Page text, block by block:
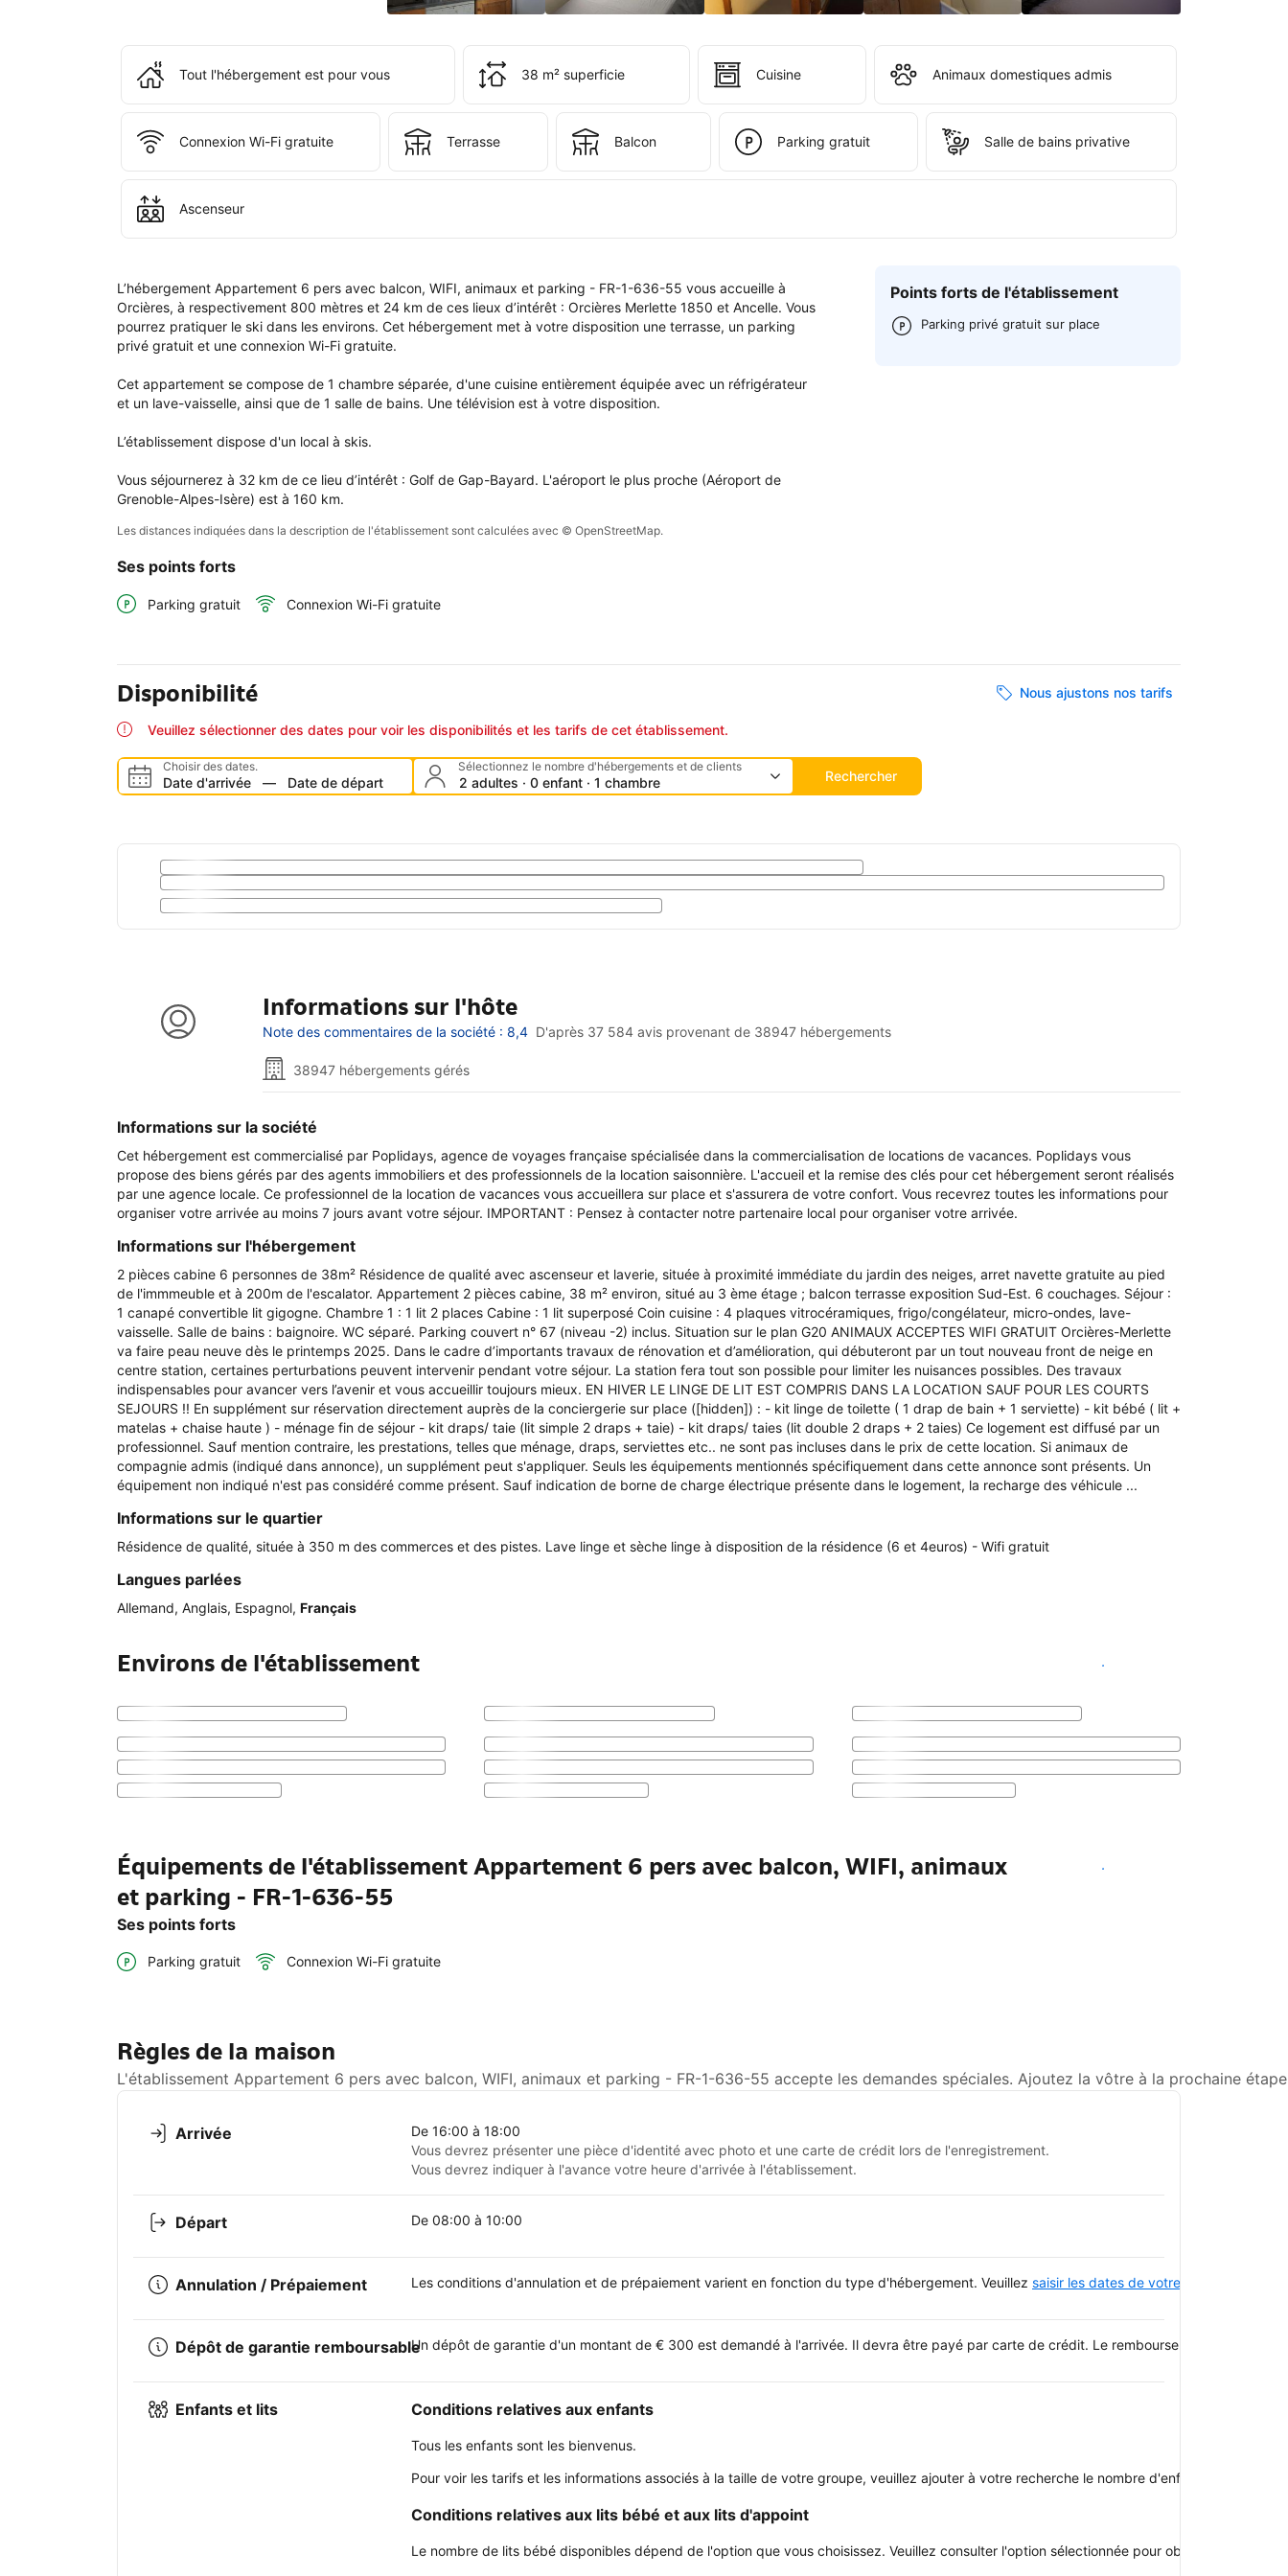
de
ainsi
votre
compte.
Tout l'hébergement est pour vous 38 m² superficie Cuisine Animaux domestiques admis
Connexion Wi-Fi gratuite Terrasse Balcon Parking gratuit Salle de bains privative
Ascenseur
L’hébergement Appartement 6 pers avec balcon, WIFI, animaux et parking - FR-1-636-55 vous accueille à
Orcières, à respectivement 800 mètres et 24 km de ces lieux d’intérêt : Orcières Merlette 1850 et Ancelle. Vous
pourrez pratiquer le ski dans les environs. Cet hébergement met à votre disposition une terrasse, un parking
privé gratuit et une connexion Wi-Fi gratuite.
Cet appartement se compose de 1 chambre séparée, d'une cuisine entièrement équipée avec un réfrigérateur
et un lave-vaisselle, ainsi que de 1 salle de bains. Une télévision est à votre disposition.
L’établissement dispose d'un local à skis.
Vous séjournerez à 32 km de ce lieu d’intérêt : Golf de Gap-Bayard. L'aéroport le plus proche (Aéroport de
Grenoble-Alpes-Isère) est à 160 km.
Les distances indiquées dans la description de l'établissement sont calculées avec © OpenStreetMap.
Ses points forts
Parking gratuit Connexion Wi-Fi gratuite
Points forts de l'établissement
Parking privé gratuit sur place
Disponibilité Nous ajustons nos tarifs
Veuillez sélectionner des dates pour voir les disponibilités et les tarifs de cet établissement.
Choisir des dates.
Date d'arrivée — Date de départ
Sélectionnez le nombre d'hébergements et de clients
2 adultes · 0 enfant · 1 chambre Rechercher
Informations sur l'hôte
Note des commentaires de la société : 8,4 D'après 37 584 avis provenant de 38947 hébergements
38947 hébergements gérés
Informations sur la société
Cet hébergement est commercialisé par Poplidays, agence de voyages française spécialisée dans la commercialisation de locations de vacances. Poplidays vous
propose des biens gérés par des agents immobiliers et des professionnels de la location saisonnière. L'accueil et la remise des clés pour cet hébergement seront réalisés
par une agence locale. Ce professionnel de la location de vacances vous accueillera sur place et s'assurera de votre confort. Vous recevrez toutes les informations pour
organiser votre arrivée au moins 7 jours avant votre séjour. IMPORTANT : Pensez à contacter notre partenaire local pour organiser votre arrivée.
Informations sur l'hébergement
2 pièces cabine 6 personnes de 38m² Résidence de qualité avec ascenseur et laverie, située à proximité immédiate du jardin des neiges, arret navette gratuite au pied
de l'immmeuble et à 200m de l'escalator. Appartement 2 pièces cabine, 38 m² environ, situé au 3 ème étage ; balcon terrasse exposition Sud-Est. 6 couchages. Séjour :
1 canapé convertible lit gigogne. Chambre 1 : 1 lit 2 places Cabine : 1 lit superposé Coin cuisine : 4 plaques vitrocéramiques, frigo/congélateur, micro-ondes, lave-
vaisselle. Salle de bains : baignoire. WC séparé. Parking couvert n° 67 (niveau -2) inclus. Situation sur le plan G20 ANIMAUX ACCEPTES WIFI GRATUIT Orcières-Merlette
va faire peau neuve dès le printemps 2025. Dans le cadre d’importants travaux de rénovation et d’amélioration, qui débuteront par un tout nouveau front de neige en
centre station, certaines perturbations peuvent intervenir pendant votre séjour. La station fera tout son possible pour limiter les nuisances possibles. Des travaux
indispensables pour avancer vers l’avenir et vous accueillir toujours mieux. EN HIVER LE LINGE DE LIT EST COMPRIS DANS LA LOCATION SAUF POUR LES COURTS
SEJOURS !! En supplément sur réservation directement auprès de la conciergerie sur place ([hidden]) : - kit linge de toilette ( 1 drap de bain + 1 serviette) - kit bébé ( lit +
matelas + chaise haute ) - ménage fin de séjour - kit draps/ taie (lit simple 2 draps + taie) - kit draps/ taies (lit double 2 draps + 2 taies) Ce logement est diffusé par un
professionnel. Sauf mention contraire, les prestations, telles que ménage, draps, serviettes etc.. ne sont pas incluses dans le prix de cette location. Si animaux de
compagnie admis (indiqué dans annonce), un supplément peut s'appliquer. Seuls les équipements mentionnés spécifiquement dans cette annonce sont présents. Un
équipement non indiqué n'est pas considéré comme présent. Sauf indication de borne de charge électrique présente dans le logement, la recharge des véhicule ...
Informations sur le quartier
Résidence de qualité, située à 350 m des commerces et des pistes. Lave linge et sèche linge à disposition de la résidence (6 et 4euros) - Wifi gratuit
Langues parlées
Allemand, Anglais, Espagnol, Français
Environs de l'établissement Voir les disponibilités
Équipements de l'établissement Appartement 6 pers avec balcon, WIFI, animaux
et parking - FR-1-636-55
Voir les disponibilités
Ses points forts
Parking gratuit Connexion Wi-Fi gratuite
Règles de la maison
L'établissement Appartement 6 pers avec balcon, WIFI, animaux et parking - FR-1-636-55 accepte les demandes spéciales. Ajoutez la vôtre à la prochaine
Arrivée
De 16:00 à 18:00
Vous devrez présenter une pièce d'identité avec photo et une carte de crédit lors de l'enregistrement.
Vous devrez indiquer à l'avance votre heure d'arrivée à l'établissement.
Départ De 08:00 à 10:00
Annulation / Prépaiement Les conditions d'annulation et de prépaiement varient en fonction du type d'hébergement. Veuillez saisir les dates de votre séjour
Dépôt de garantie remboursableUn dépôt de garantie d'un montant de € 300 est demandé à l'arrivée. Il devra être payé par carte de crédit. Le remboursement devrait
Enfants et lits Conditions relatives aux enfants
Tous les enfants sont les bienvenus.
Pour voir les tarifs et les informations associés à la taille de votre groupe, veuillez ajouter à votre recherche le nombre d'enfants avec qui
Conditions relatives aux lits bébé et aux lits d'appoint
Le nombre de lits bébé disponibles dépend de l'option que vous choisissez. Veuillez consulter l'option sélectionnée pour obtenir plus